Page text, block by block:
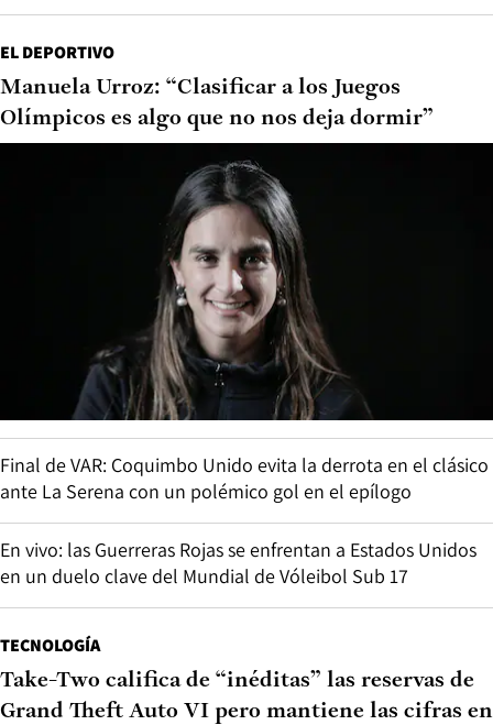
EL DEPORTIVO
Manuela Urroz: “Clasificar a los Juegos
Olímpicos es algo que no nos deja dormir”
Final de VAR: Coquimbo Unido evita la derrota en el clásico
ante La Serena con un polémico gol en el epílogo
En vivo: las Guerreras Rojas se enfrentan a Estados Unidos
en un duelo clave del Mundial de Vóleibol Sub 17
TECNOLOGÍA
Take-Two califica de “inéditas” las reservas de
Grand Theft Auto VI pero mantiene las cifras en